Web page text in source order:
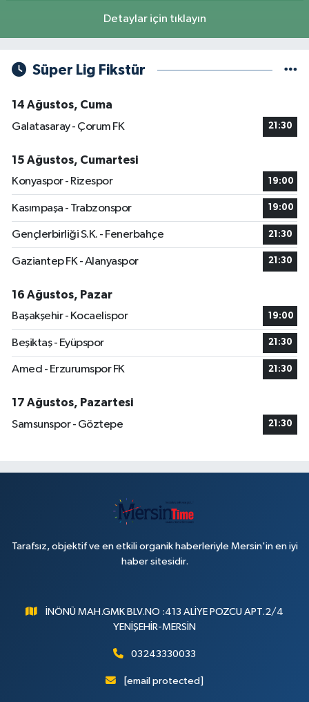
Detaylar için tıklayın
Süper Lig Fikstür
14 Ağustos, Cuma
Galatasaray - Çorum FK
21:30
15 Ağustos, Cumartesi
Konyaspor - Rizespor
19:00
Kasımpaşa - Trabzonspor 19:00
Gençlerbirliği S.K. - Fenerbahçe 21:30
Gaziantep FK - Alanyaspor 21:30
16 Ağustos, Pazar
Başakşehir - Kocaelispor
19:00
Beşiktaş - Eyüpspor 21:30
Amed - Erzurumspor FK 21:30
17 Ağustos, Pazartesi
Samsunspor - Göztepe
21:30
Tarafsız, objektif ve en etkili organik haberleriyle Mersin'in en iyi
haber sitesidir.
İNÖNÜ MAH.GMK BLV.NO :413 ALİYE POZCU APT.2/4
YENİŞEHİR-MERSİN
03243330033
[email protected]